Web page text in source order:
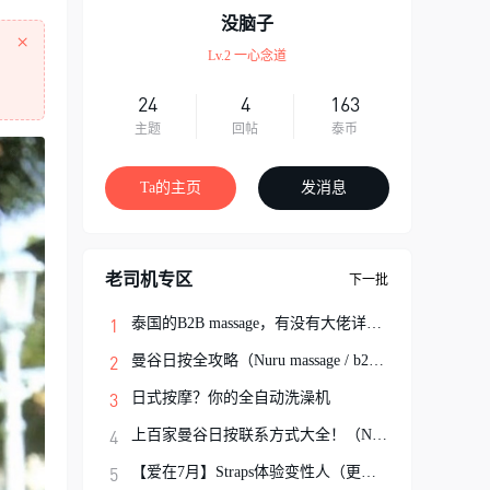
×
没脑子
Lv.2 一心念道
24
主题
4
回帖
163
泰币
Ta的主页 发消息
老司机专区 下一批
泰国的B2B massage，有没有大佬详细解说一
曼谷日按全攻略（Nuru massage / b2b按摩避
日式按摩？你的全自动洗澡机
上百家曼谷日按联系方式大全！（Nuru Massa
【爱在7月】Straps体验变性人（更新完结）